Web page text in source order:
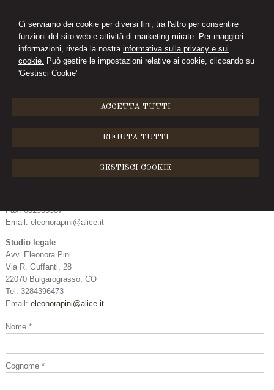
Ci serviamo dei cookie per diversi fini, tra l'altro per consentire
funzioni del sito web e attività di marketing mirate. Per maggiori
informazioni, riveda la nostra informativa sulla privacy e sui
cookie. Può gestire le impostazioni relative ai cookie, cliccando su
'Gestisci Cookie'
ACCETTA TUTTI
RIFIUTA TUTTI
GESTISCI COOKIE
ELEONORA PINI
STUDIO LEGALE
Fax:031930987
Email: eleonorapini@alice.it
Studio legale
Avv. Eleonora Pini
Via R. Guffanti, 28
22070 Bulgarograsso, CO
Tel: 3284396473
Email: eleonorapini@alice.it
Nome *
Cognome *